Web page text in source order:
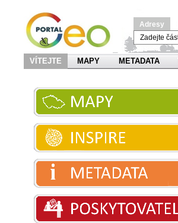
Adresy
VÍTEJTE MAPY METADATA